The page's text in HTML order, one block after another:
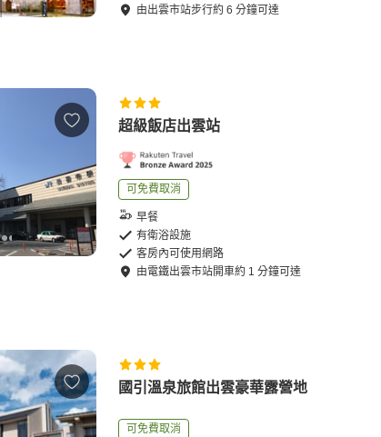
由出雲市站步行約6 分鐘可達
超級飯店出雲站
可免費取消
早餐
有衛浴設施
客房內可使用網路
由電鐵出雲市站開車約 1 分鐘可達
國引溫泉旅館出雲豪華露營地
可免費取消